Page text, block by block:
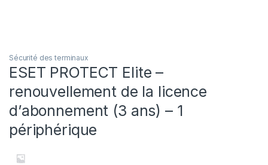
Sécurité des terminaux
ESET PROTECT Elite –
renouvellement de la licence
d’abonnement (3 ans) – 1
périphérique